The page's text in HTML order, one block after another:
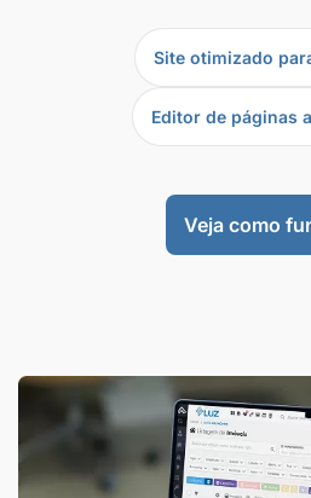
Site otimizado
Editor de páginas
Veja como